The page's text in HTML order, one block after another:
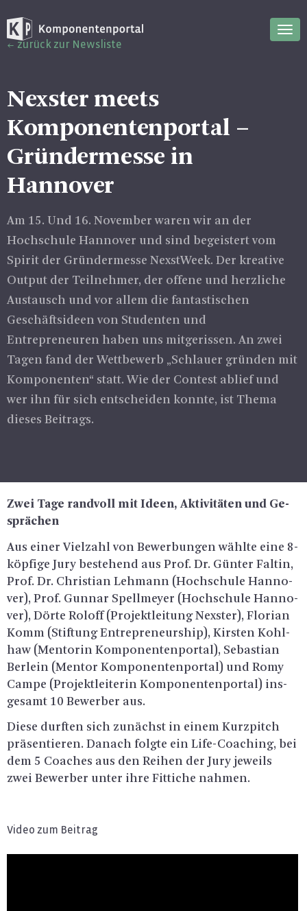
zurück zur Newsliste
Nexster meets
Komponentenportal –
Gründermesse in
Hannover
Am 15. Und 16. November waren wir an der
Hochschule Hannover und sind begeistert vom
Spirit der Gründermesse NexstWeek. Der kreative
Output der Teilnehmer, der offene und herzliche
Austausch und vor allem die fantastischen
Geschäftsideen von Studenten und
Entrepreneuren haben uns mitgerissen. An zwei
Tagen fand der Wettbewerb „Schlauer gründen mit
Komponenten“ statt. Wie der Contest ablief und
wer ihn für sich entscheiden konnte, ist Thema
dieses Beitrags.
Zwei Tage rand­voll mit Ideen, Ak­ti­vi­tä­ten und Ge­
sprä­chen
Aus einer Viel­zahl von Be­wer­bun­gen wähl­te eine 8-
köp­fi­ge Jury be­ste­hend aus Prof. Dr. Gün­ter Fal­tin,
Prof. Dr. Chris­ti­an Leh­mann (Hoch­schu­le Han­no­
ver), Prof. Gun­nar Spell­mey­er (Hoch­schu­le Han­no­
ver), Dörte Ro­loff (Pro­jekt­lei­tung Nexs­ter), Flo­ri­an
Komm (Stif­tung En­tre­pre­neurship), Kirs­ten Kohl­
haw (Men­to­rin Kom­po­nen­ten­por­tal), Se­bas­ti­an
Ber­lein (Men­tor Kom­po­nen­ten­por­tal) und Romy
Campe (Pro­jekt­lei­te­rin Kom­po­nen­ten­por­tal) ins­
ge­samt 10 Be­wer­ber aus.
Diese durf­ten sich zu­nächst in einem Kurz­pitch
prä­sen­tie­ren. Da­nach folg­te ein Life-Coa­ching, bei
dem 5 Coa­ches aus den Rei­hen der Jury je­weils
zwei Be­wer­ber unter ihre Fit­ti­che nah­men.
Video zum Beitrag